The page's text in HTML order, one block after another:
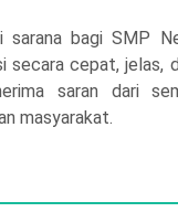
sarana bagi SMP
secara cepat, jelas,
saran dari
masyarakat.